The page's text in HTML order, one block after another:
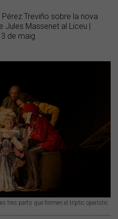
Treviño sobre la nova
Jules Massenet al Liceu |
de maig
tres parts que formen el tríptic operístic